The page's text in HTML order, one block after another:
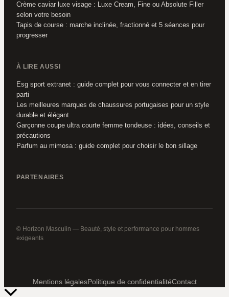
Crème caviar luxe visage : Luxe Cream, Fine ou Absolute Filler
selon votre besoin
Tapis de course : marche inclinée, fractionné et 5 séances pour
progresser
À LIRE AUSSI
Esg sport extranet : guide complet pour vous connecter et en tirer
parti
Les meilleures marques de chaussures portugaises pour un style
durable et élégant
Garçonne coupe ultra courte femme tondeuse : idées, conseils et
précautions
Parfum au mimosa : guide complet pour choisir le bon sillage
PARTENAIRES
© Horizon Masculin — Beauté, style et performance pour hommes
exigeants
Mentions légalesPolitique de confidentialitéContact